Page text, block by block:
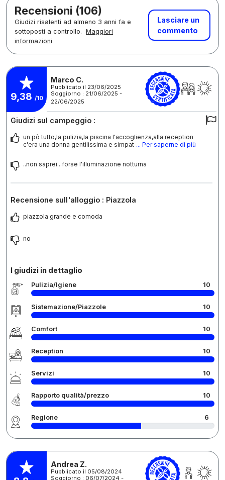
Recensioni (106)
Giudizi risalenti ad almeno 3 anni fa e
sottoposti a controllo. Maggiori
informazioni
Lasciare un
commento
9,38 /10
Marco C.
Pubblicato il 23/06/2025
Soggiorno : 21/06/2025 -
22/06/2025
Giudizi sul campeggio :
un pò tutto,la pulizia,la piscina l'accoglienza,alla reception
c'era una donna gentilissima e simpat ... Per saperne di più
..non saprei...forse l'illuminazione notturna
Recensione sull'alloggio : Piazzola
piazzola grande e comoda
no
I giudizi in dettaglio
Pulizia/Igiene 10
Sistemazione/Piazzole 10
Comfort 10
Reception 10
Servizi 10
Rapporto qualità/prezzo 10
Regione 6
Andrea Z.
Pubblicato il 05/08/2024
Soggiorno : 06/07/2024 -